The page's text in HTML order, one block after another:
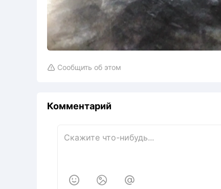
 Сообщить об этом
Комментарий
  